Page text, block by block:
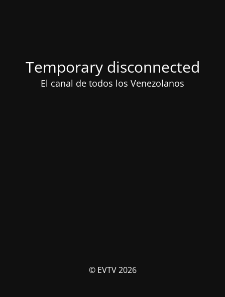
Temporary disconnected
El canal de todos los Venezolanos
© EVTV 2026